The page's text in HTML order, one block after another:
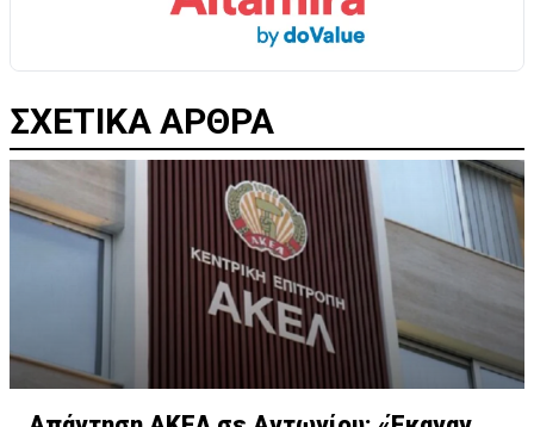
ΣΧΕΤΙΚΑ ΑΡΘΡΑ